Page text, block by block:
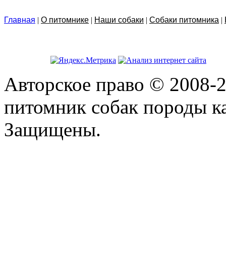
Главная | О питомнике | Наши собаки | Собаки питомника |
Авторское право ©
питомник собак породы
Защищены.